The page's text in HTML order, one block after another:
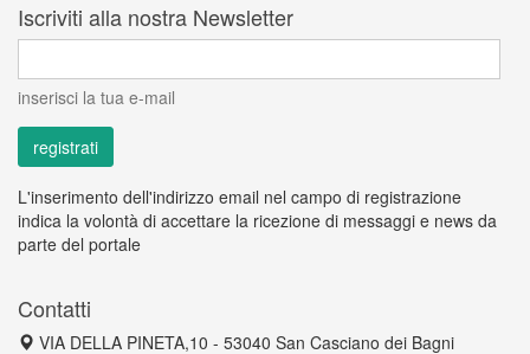
Iscriviti alla nostra Newsletter
inserisci la tua e-mail
L'inserimento dell'indirizzo email nel campo di registrazione
indica la volontà di accettare la ricezione di messaggi e news da
parte del portale
Contatti
VIA DELLA PINETA,10 - 53040 San Casciano dei Bagni